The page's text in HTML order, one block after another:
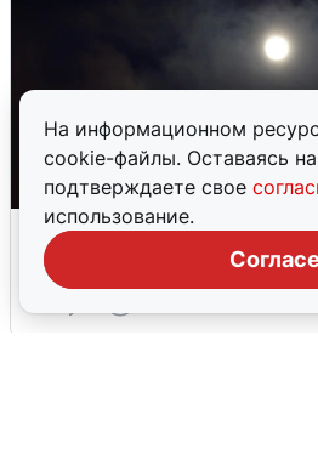
На информационном
cookie-файлы. Оставаясь
подтверждаете свое
использование.
Взрывы в Воронеже
тревоги